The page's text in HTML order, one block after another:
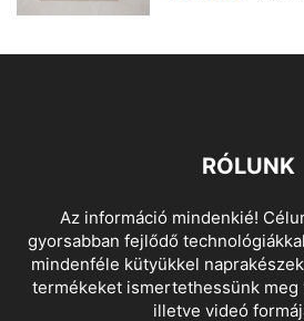
RÓLUNK
Az információ mindenkié!
gyorsabban fejlődő
mindenféle kütyükkel
termékeket ismertethessünk meg
illetve videó